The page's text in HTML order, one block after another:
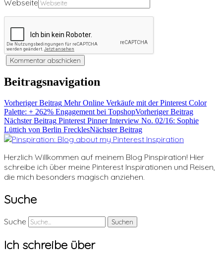
Webseite
Beitragsnavigation
Vorheriger Beitrag Mehr Online Verkäufe mit der Pinterest Color
Palette: + 262% Engagement bei TopshopVorheriger Beitrag
Nächster Beitrag Pinterest Pinner Interview No. 02/16: Sophie
Lüttich von Berlin FrecklesNächster Beitrag
Herzlich Willkommen auf meinem Blog Pinspiration! Hier
schreibe ich über meine Pinterest Inspirationen und Reisen,
die mich besonders magisch anziehen.
Suche
Suche
Ich schreibe über